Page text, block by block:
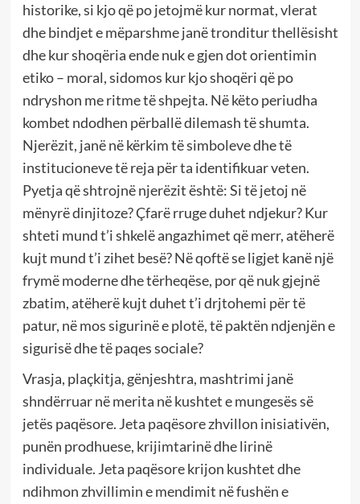
historike, si kjo që po jetojmë kur normat, vlerat
dhe bindjet e mëparshme janë tronditur thellësisht
dhe kur shoqëria ende nuk e gjen dot orientimin
etiko – moral, sidomos kur kjo shoqëri që po
ndryshon me ritme të shpejta. Në këto periudha
kombet ndodhen përballë dilemash të shumta.
Njerëzit, janë në kërkim të simboleve dhe të
institucioneve të reja për ta identifikuar veten.
Pyetja që shtrojnë njerëzit është: Si të jetoj në
mënyrë dinjitoze? Çfarë rruge duhet ndjekur? Kur
shteti mund t’i shkelë angazhimet që merr, atëherë
kujt mund t’i zihet besë? Në qoftë se ligjet kanë një
frymë moderne dhe tërheqëse, por që nuk gjejnë
zbatim, atëherë kujt duhet t’i drjtohemi për të
patur, në mos sigurinë e plotë, të paktën ndjenjën e
sigurisë dhe të paqes sociale?
Vrasja, plaçkitja, gënjeshtra, mashtrimi janë
shndërruar në merita në kushtet e mungesës së
jetës paqësore. Jeta paqësore zhvillon inisiativën,
punën prodhuese, krijimtarinë dhe lirinë
individuale. Jeta paqësore krijon kushtet dhe
ndihmon zhvillimin e mendimit në fushën e